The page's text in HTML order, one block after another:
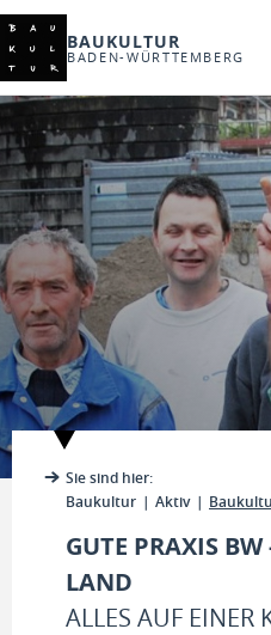
BAUKULTUR
BADEN-WÜRTTEMBERG
Sie sind hier:
Baukultur
Aktiv
GUTE PRAXIS
LAND
ALLES AUF EINER